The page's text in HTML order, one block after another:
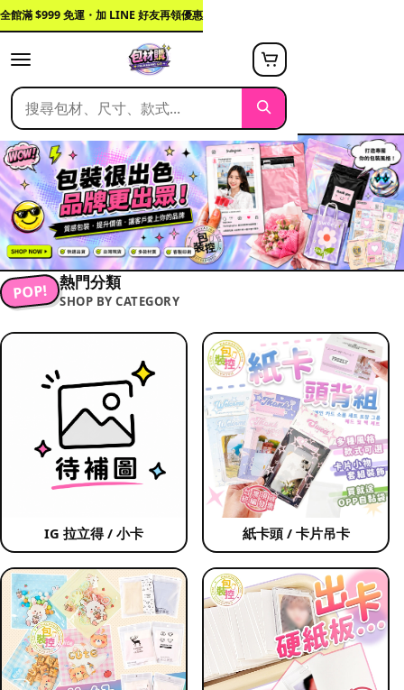
全館滿 $999 免運・加 LINE 好友再領優惠
POP! 熱門分類
SHOP BY CATEGORY
IG 拉立得 / 小卡 紙卡頭 / 卡片吊卡